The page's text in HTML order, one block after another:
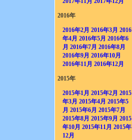
2016年
2016年2月 2016年3月 2016
年4月 2016年5月 2016年6
月 2016年7月 2016年8月
2016年9月 2016年10月
2016年11月 2016年12月
2015年
2015年1月 2015年2月 2015
年3月 2015年4月 2015年5
月 2015年6月 2015年7月
2015年8月 2015年9月 2015
年10月 2015年11月 2015年
12月